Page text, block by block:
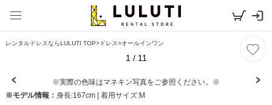
レンタルドレスならLULUTI TOP>ドレス>オールインワン
1 / 11
※実際の色味はマネキン写真をご参照ください。※
※モデル情報： 身長:167cm | 着用サイズ:M